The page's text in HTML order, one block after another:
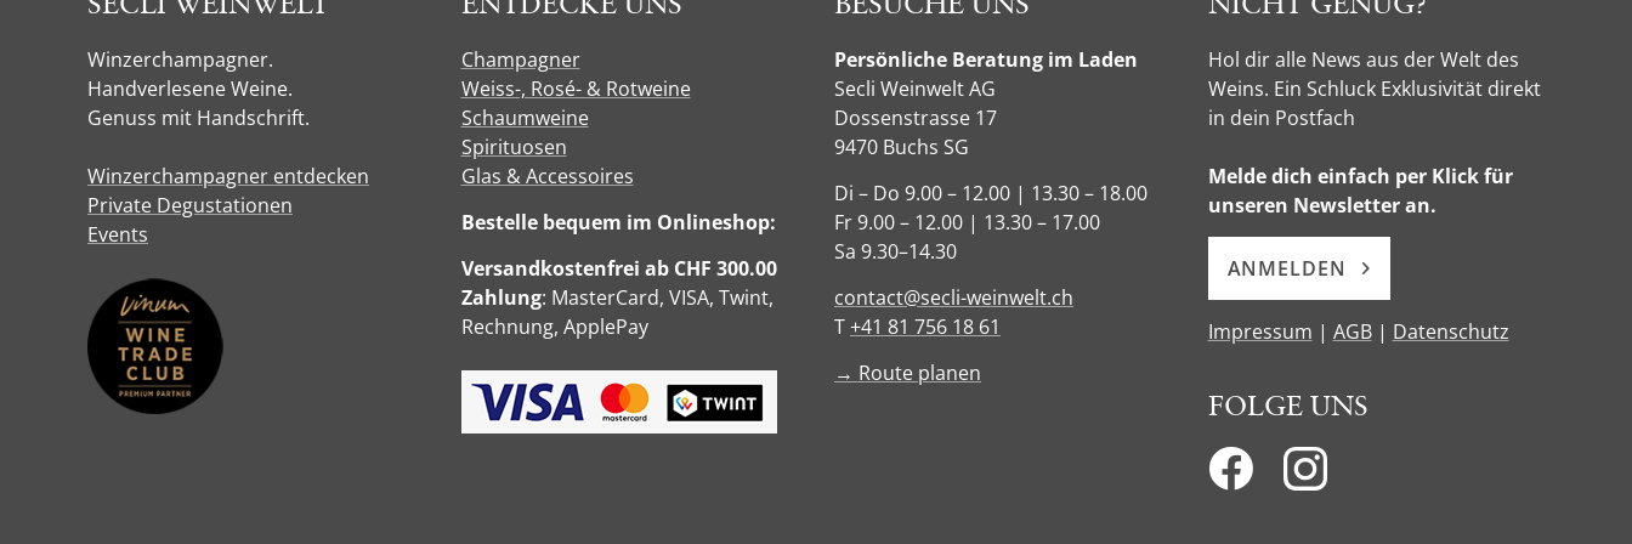
Winzerchampagner.
Handverlesene Weine.
Genuss mit Handschrift.
Winzerchampagner entdecken
Private Degustationen
Events
Champagner
Weiss-, Rosé- & Rotweine
Schaumweine
Spirituosen
Glas & Accessoires
Bestelle bequem im Onlineshop:
Versandkostenfrei ab CHF 300.00
Zahlung: MasterCard, VISA, Twint,
Rechnung, ApplePay
Persönliche Beratung im Laden
Secli Weinwelt AG
Dossenstrasse 17
9470 Buchs SG
Di – Do 9.00 – 12.00 | 13.30 – 18.00
Fr 9.00 – 12.00 | 13.30 – 17.00
Sa 9.30–14.30
contact@secli-weinwelt.ch
T+41 81 756 18 61
→ Route planen
Hol dir alle News aus der Welt des
Weins. Ein Schluck Exklusivität direkt
in dein Postfach
Melde dich einfach per Klick für
unseren Newsletter an.
ANMELDEN
Impressum | AGB| Datenschutz
FOLGE UNS